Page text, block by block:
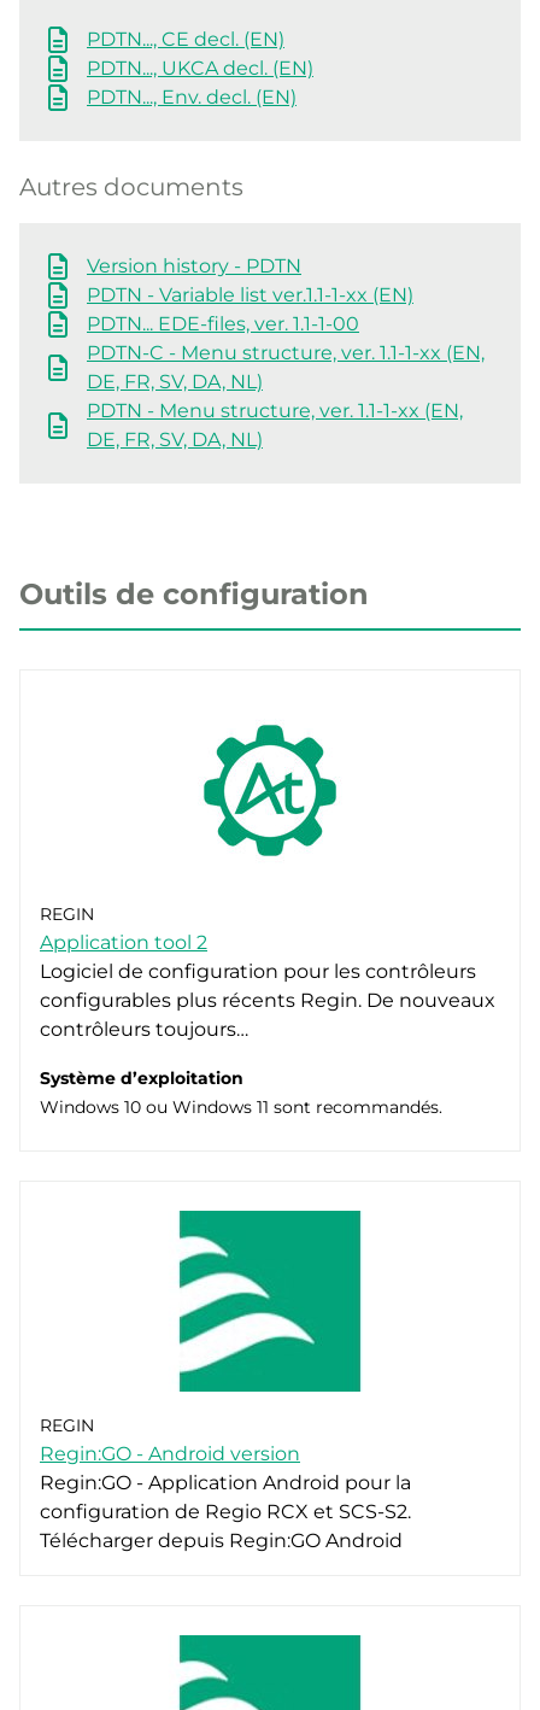
PDTN..., CE decl. (EN)
PDTN..., UKCA decl. (EN)
PDTN..., Env. decl. (EN)
Autres documents
Version history - PDTN
PDTN - Variable list ver.1.1-1-xx (EN)
PDTN... EDE-files, ver. 1.1-1-00
PDTN-C - Menu structure, ver. 1.1-1-xx (EN,
DE, FR, SV, DA, NL)
PDTN - Menu structure, ver. 1.1-1-xx (EN,
DE, FR, SV, DA, NL)
Outils de configuration
REGIN
Application tool 2
Logiciel de configuration pour les contrôleurs
configurables plus récents Regin. De nouveaux
contrôleurs toujours…
Système d’exploitation
Windows 10 ou Windows 11 sont recommandés.
REGIN
Regin:GO - Android version
Regin:GO - Application Android pour la
configuration de Regio RCX et SCS-S2.
Télécharger depuis Regin:GO Android